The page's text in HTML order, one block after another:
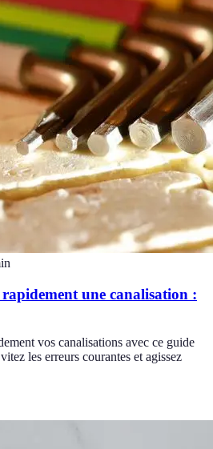
une canalisation :
vos canalisations avec ce guide
les erreurs courantes et agissez